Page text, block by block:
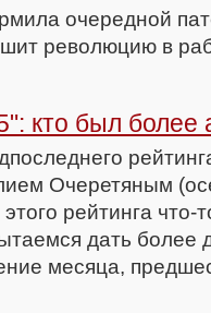
очередной
революцию в
кто был более
Очеретяным
рейтинга
дать более
месяца,